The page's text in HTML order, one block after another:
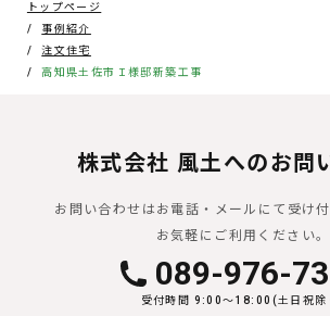
トップページ
事例紹介
注文住宅
高知県土佐市Ｉ様邸新築工事
株式会社 風土へのお問
お問い合わせはお電話・メールにて受け付
お気軽にご利用ください。
089-976-
受付時間 9:00〜18:00(土日祝除